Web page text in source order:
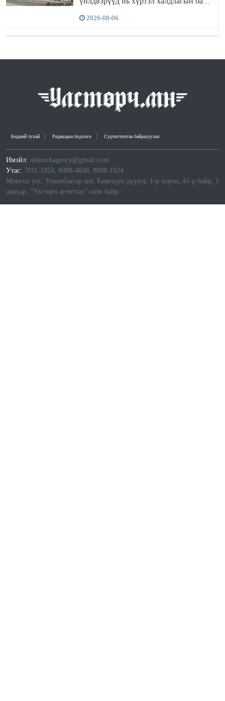
2026-08-06
Бидний тухай Редакцын бодлого Сурталчилгаа байршуулах
Имэйл: ulsturchagency@gmail.com
Утас: 7011-1924, 8088-4848, 8888-1924
Монгол улс, Улаанбаатар хот, Баянзүрх дүүрэг, 1-р хороо, 41-р байр, 1
давхар, "Улстөрч агентлаг"-ийн байр